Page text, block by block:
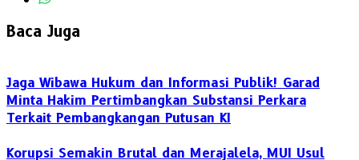
Baca Juga
Jaga Wibawa Hukum dan Informasi Publik! Garad
Minta Hakim Pertimbangkan Substansi Perkara
Terkait Pembangkangan Putusan KI
Korupsi Semakin Brutal dan Merajalela, MUI Usul